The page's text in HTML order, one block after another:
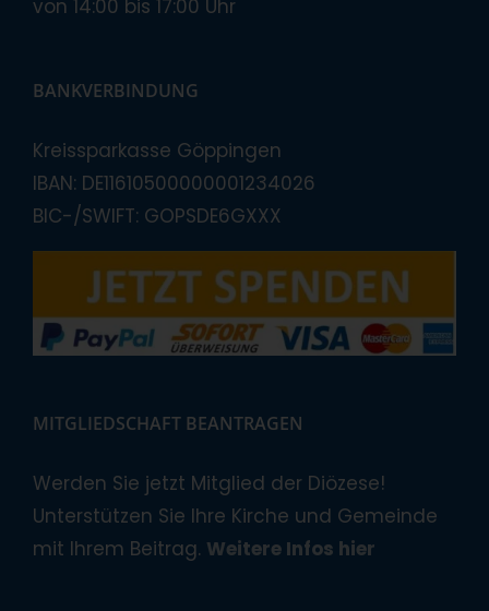
von 14:00 bis 17:00 Uhr
BANKVERBINDUNG
Kreissparkasse Göppingen
IBAN: DE11610500000001234026
BIC-/SWIFT: GOPSDE6GXXX
MITGLIEDSCHAFT BEANTRAGEN
Werden Sie jetzt Mitglied der Diözese!
Unterstützen Sie Ihre Kirche und Gemeinde
mit Ihrem Beitrag. Weitere Infos hier